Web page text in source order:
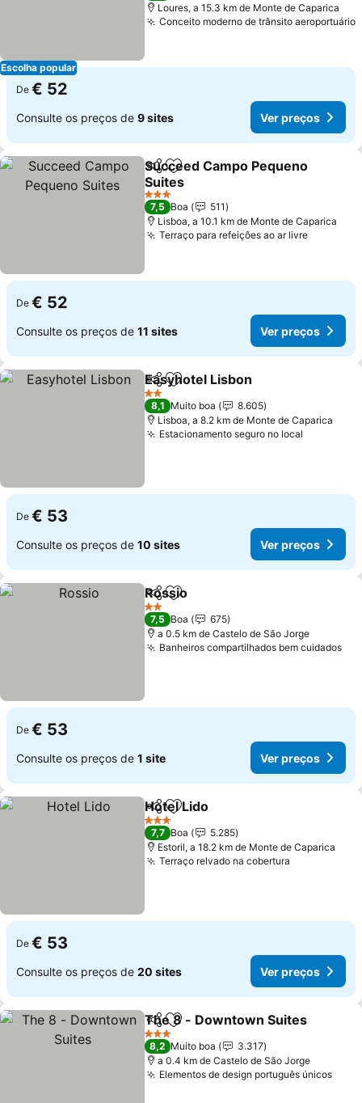
Escolha popular
Loures, a 15.3 km de Monte de Caparica
Conceito moderno de trânsito aeroportuário
De € 52
Consulte os preços de 9 sites Ver preços
PartilharAdicionar aos favoritos
Succeed Campo Pequeno
Suites
Ver preços
3 Estrelas
7,5 Boa
511
Lisboa, a 10.1 km de Monte de Caparica
Terraço para refeições ao ar livreVer
De € 52
Consulte os preços de 11 sites Ver preços
PartilharAdicionar aos favoritos
Easyhotel Lisbon
2 Estrelas
8,1 Muito boa
8.605
Lisboa, a 8.2 km de Monte de Caparica
Estacionamento seguro no local
De € 53
Consulte os preços de 10 sites Ver preços
PartilharAdicionar aos favoritos
Rossio
2 Estrelas
7,5 Boa
675
a 0.5 km de Castelo de São Jorge
Banheiros compartilhados bem cuidados
De € 53
Consulte os preços de 1 site Ver preços
PartilharAdicionar aos favoritos
Hotel Lido
3 Estrelas
7,7 Boa
5.285
Estoril, a 18.2 km de Monte de Caparica
Terraço relvado na cobertura
De € 53
Consulte os preços de 20 sites Ver preços
PartilharAdicionar aos favoritos
The 8 - Downtown Suites
3 Estrelas
8,2 Muito boa
3.317
a 0.4 km de Castelo de São Jorge
Elementos de design português únicosVer